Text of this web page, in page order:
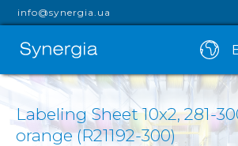
info@synergia.ua
Labeling Sheet 10x2, 281-
orange (R21192-300)